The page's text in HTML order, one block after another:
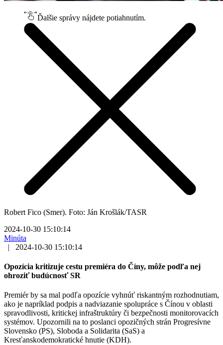
Ďalšie správy nájdete potiahnutím.
Robert Fico (Smer). Foto: Ján Krošlák/TASR
2024-10-30 15:10:14
Minúta
|
2024-10-30 15:10:14
Opozícia kritizuje cestu premiéra do Číny, môže podľa nej
ohroziť budúcnosť SR
Premiér by sa mal podľa opozície vyhnúť riskantným rozhodnutiam,
ako je napríklad podpis a nadviazanie spolupráce s Čínou v oblasti
spravodlivosti, kritickej infraštruktúry či bezpečnosti monitorovacích
systémov. Upozornili na to poslanci opozičných strán Progresívne
Slovensko (PS), Sloboda a Solidarita (SaS) a
Kresťanskodemokratické hnutie (KDH).